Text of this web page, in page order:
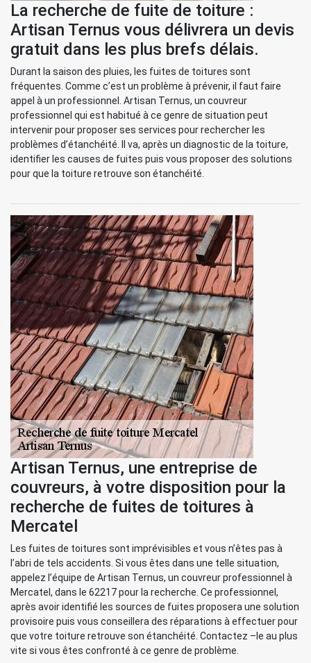
La recherche de fuite de toiture :
Artisan Ternus vous délivrera un devis
gratuit dans les plus brefs délais.
Durant la saison des pluies, les fuites de toitures sont
fréquentes. Comme c’est un problème à prévenir, il faut faire
appel à un professionnel. Artisan Ternus, un couvreur
professionnel qui est habitué à ce genre de situation peut
intervenir pour proposer ses services pour rechercher les
problèmes d’étanchéité. Il va, après un diagnostic de la toiture,
identifier les causes de fuites puis vous proposer des solutions
pour que la toiture retrouve son étanchéité.
Artisan Ternus, une entreprise de
couvreurs, à votre disposition pour la
recherche de fuites de toitures à
Mercatel
Les fuites de toitures sont imprévisibles et vous n’êtes pas à
l’abri de tels accidents. Si vous êtes dans une telle situation,
appelez l’équipe de Artisan Ternus, un couvreur professionnel à
Mercatel, dans le 62217 pour la recherche. Ce professionnel,
après avoir identifié les sources de fuites proposera une solution
provisoire puis vous conseillera des réparations à effectuer pour
que votre toiture retrouve son étanchéité. Contactez –le au plus
vite si vous êtes confronté à ce genre de problème.